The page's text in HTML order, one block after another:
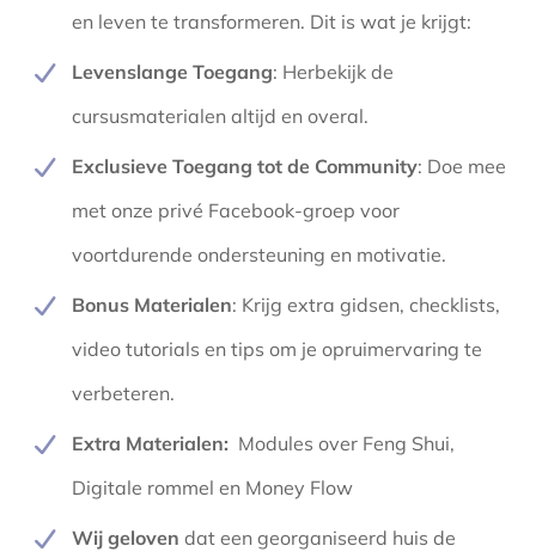
en leven te transformeren. Dit is wat je krijgt:
Levenslange Toegang: Herbekijk de
cursusmaterialen altijd en overal.
Exclusieve Toegang tot de Community: Doe mee
met onze privé Facebook-groep voor
voortdurende ondersteuning en motivatie.
Bonus Materialen: Krijg extra gidsen, checklists,
video tutorials en tips om je opruimervaring te
verbeteren.
Extra Materialen: Modules over Feng Shui,
Digitale rommel en Money Flow
Wij geloven dat een georganiseerd huis de